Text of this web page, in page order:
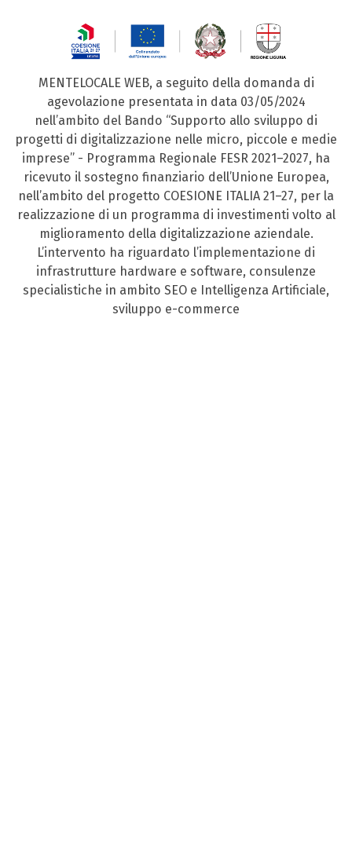
MENTELOCALE WEB, a seguito della domanda di
agevolazione presentata in data 03/05/2024
nell’ambito del Bando “Supporto allo sviluppo di
progetti di digitalizzazione nelle micro, piccole e medie
imprese” - Programma Regionale FESR 2021–2027, ha
ricevuto il sostegno finanziario dell’Unione Europea,
nell’ambito del progetto COESIONE ITALIA 21–27, per la
realizzazione di un programma di investimenti volto al
miglioramento della digitalizzazione aziendale.
L’intervento ha riguardato l’implementazione di
infrastrutture hardware e software, consulenze
specialistiche in ambito SEO e Intelligenza Artificiale,
sviluppo e-commerce